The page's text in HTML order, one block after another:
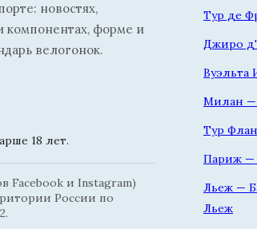
новостях,
компонентах, форме и
велогонок.
18 лет.
Facebook и Instagram)
России по
Тур де
Джиро
Вуэльта
Милан —
Тур
Париж —
Льеж —
Льеж